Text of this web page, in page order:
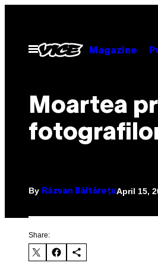
contentOpen
Menu
Magazine
Moartea
By Răzvan Băltărețu April 15,
Share: